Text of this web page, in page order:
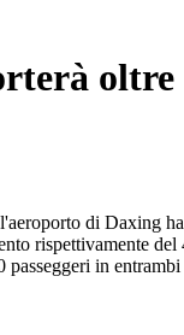
oltre
di Daxing
rispettivamente
in